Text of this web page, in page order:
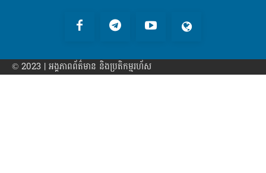
© 2023 | អង្គភាព​ព័ត៌មាន​ និងប្រតិកម្មរហ័ស